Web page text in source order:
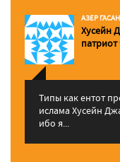
АЗЕР
Хусейн
Типы как ентот
ислама Хусейн
ибо я...